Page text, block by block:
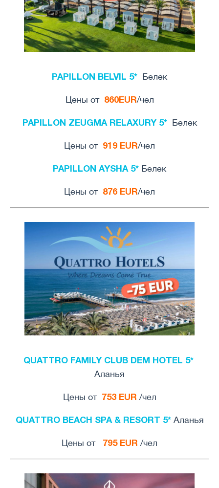
PAPILLON BELVIL 5* Белек
Цены от 860EUR/чел
PAPILLON ZEUGMA RELAXURY 5*Белек
Цены от 919 EUR/чел
PAPILLON AYSHA 5* Белек
Цены от 876 EUR/чел
QUATTRO FAMILY CLUB DEM HOTEL 5*
Аланья
Цены от 753 EUR/чел
QUATTRO BEACH SPA & RESORT 5*Аланья
Цены от 795 EUR/чел